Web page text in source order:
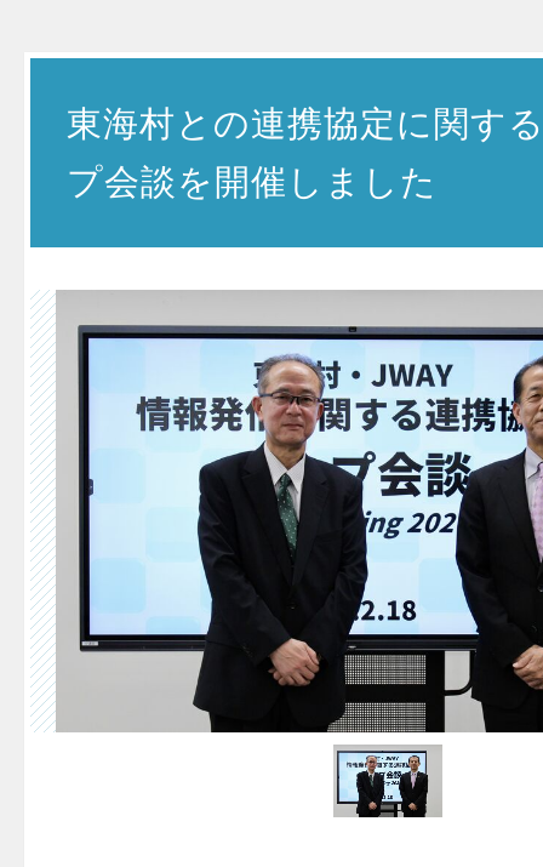
東海村との連携協定に関す
プ会談を開催しました